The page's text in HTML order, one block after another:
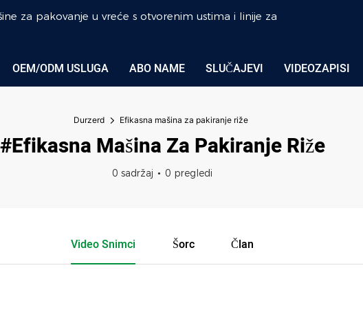
za pakovanje u vreće s otvorenim ustima i linije za
OEM/ODM USLUGA ABO NAME SLUČAJEVI VIDEOZAPISI
Durzerd Efikasna mašina za pakiranje riže
#Efikasna Mašina Za Pakiranje Riže
0 sadržaj 0 pregledi
Video Snimci Šorc Član